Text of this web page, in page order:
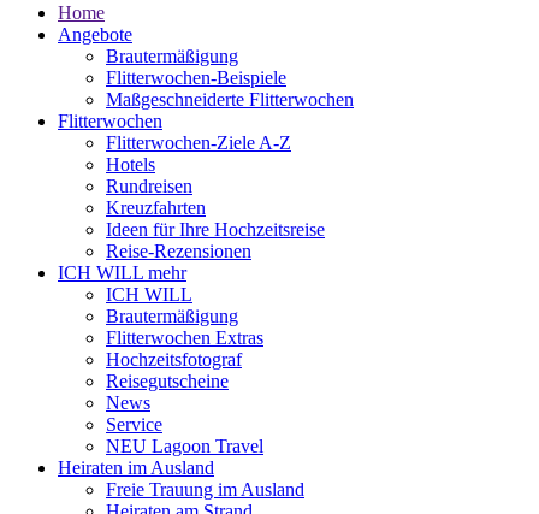
Home
Angebote
Brautermäßigung
Flitterwochen-Beispiele
Maßgeschneiderte Flitterwochen
Flitterwochen
Flitterwochen-Ziele A-Z
Hotels
Rundreisen
Kreuzfahrten
Ideen für Ihre Hochzeitsreise
Reise-Rezensionen
ICH WILL mehr
ICH WILL
Brautermäßigung
Flitterwochen Extras
Hochzeitsfotograf
Reisegutscheine
News
Service
NEU Lagoon Travel
Heiraten im Ausland
Freie Trauung im Ausland